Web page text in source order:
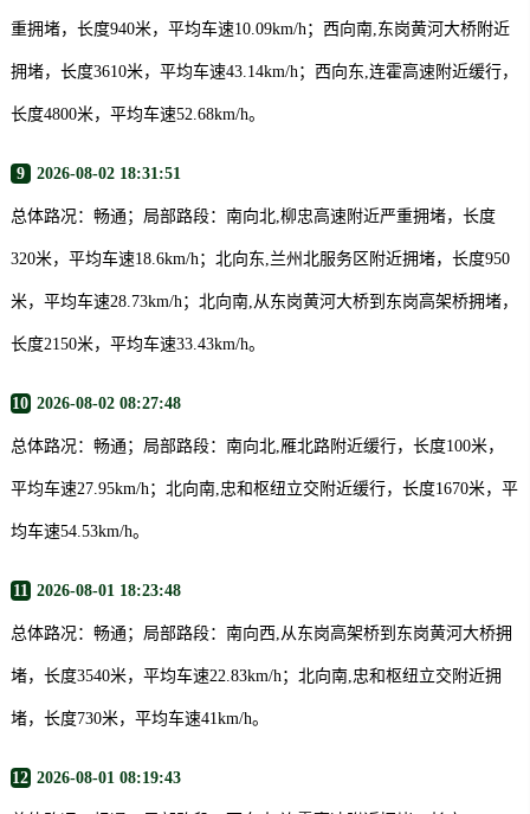
重拥堵，长度940米，平均车速10.09km/h；西向南,东岗黄河大桥附近
拥堵，长度3610米，平均车速43.14km/h；西向东,连霍高速附近缓行，
长度4800米，平均车速52.68km/h。
9 2026-08-02 18:31:51
总体路况：畅通；局部路段：南向北,柳忠高速附近严重拥堵，长度
320米，平均车速18.6km/h；北向东,兰州北服务区附近拥堵，长度950
米，平均车速28.73km/h；北向南,从东岗黄河大桥到东岗高架桥拥堵，
长度2150米，平均车速33.43km/h。
10 2026-08-02 08:27:48
总体路况：畅通；局部路段：南向北,雁北路附近缓行，长度100米，
平均车速27.95km/h；北向南,忠和枢纽立交附近缓行，长度1670米，平
均车速54.53km/h。
11 2026-08-01 18:23:48
总体路况：畅通；局部路段：南向西,从东岗高架桥到东岗黄河大桥拥
堵，长度3540米，平均车速22.83km/h；北向南,忠和枢纽立交附近拥
堵，长度730米，平均车速41km/h。
12 2026-08-01 08:19:43